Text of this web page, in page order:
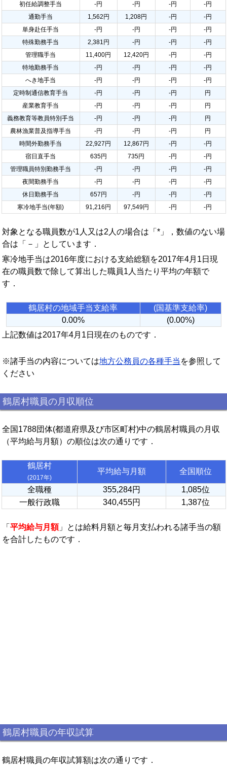
初任給調整手当
-円 -円 -円
-円
通勤手当
1,562円 1,208円 -円
-円
単身赴任手当
-円 -円 -円
-円
特殊勤務手当
2,381円 -円 -円
-円
管理職手当
11,400円 12,420円 -円
-円
特地勤務手当
-円 -円 -円
-円
へき地手当
-円 -円 -円
-円
定時制通信教育手当
-円 -円 -円
円
産業教育手当
-円 -円 -円
円
義務教育等教員特別手当
-円 -円 -円
円
農林漁業普及指導手当
-円 -円 -円
円
時間外勤務手当
22,927円 12,867円 -円
-円
宿日直手当
635円 735円 -円
-円
管理職員特別勤務手当
-円 -円 -円
-円
夜間勤務手当
-円 -円 -円
-円
休日勤務手当
657円 -円 -円
-円
寒冷地手当(年額)
91,216円 97,549円 -円 -円
対象となる職員数が1人又は2人の場合は「*」，数値のない場
合は「－」としています．
寒冷地手当は2016年度における支給総額を2017年4月1日現
在の職員数で除して算出した職員1人当たり平均の年額で
す．
鶴居村の地域手当支給率
(国基準支給率)
0.00%
(0.00%)
上記数値は2017年4月1日現在のものです．
※諸手当の内容については地方公務員の各種手当 を参照して
ください
鶴居村職員の月収順位
全国1788団体(都道府県及び市区町村)中の鶴居村職員の月収
（平均給与月額）の順位は次の通りです．
鶴居村
(2017年)
平均給与月額 全国順位
全職種 355,284円
1,085位
一般行政職
340,455円 1,387位
「 平均給与月額」とは給料月額と毎月支払われる諸手当の額
を合計したものです．
鶴居村職員の年収試算
鶴居村職員の年収試算額は次の通りです．